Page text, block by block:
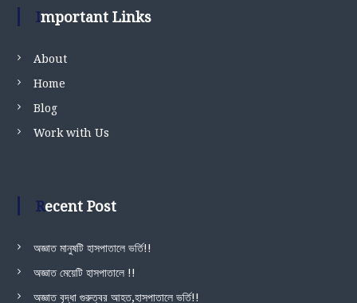
Important Links
About
Home
Blog
Work with Us
Recent Post
অজ্ঞাত মানুষটি হাসপাতালে ভর্তি!!
অজ্ঞাত মেয়েটি হাসপাতালে !!
অজ্ঞাত বৃদ্ধা গুরুত্বর আহত,হাসপাতালে ভর্তি!!